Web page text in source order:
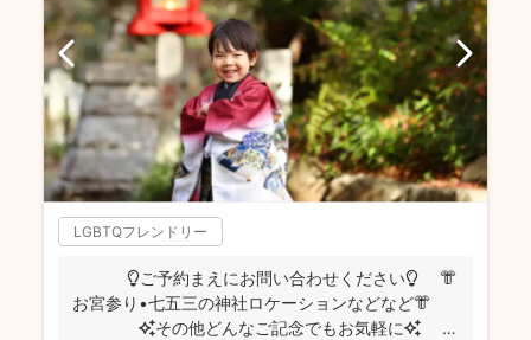
LGBTQフレンドリー
💡ご予約まえにお問い合わせください💡 👘
お宮参り•七五三の神社ロケーションなどなど👘
✨その他どんなご記念でもお気軽に✨